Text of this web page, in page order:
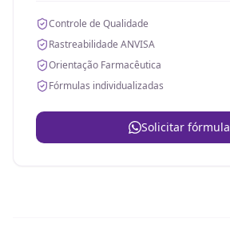
Controle de Qualidade
Rastreabilidade ANVISA
Orientação Farmacêutica
Fórmulas individualizadas
Solicitar fórmula